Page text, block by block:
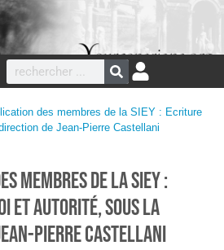
des membres de la SIEY : Ecriture
de Jean-Pierre Castellani
membres de la SIEY :
et autorité, sous la
Pierre Castellani